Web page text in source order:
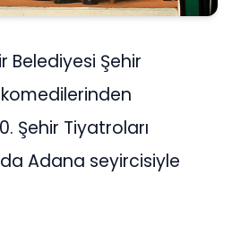
Belediyesi Şehir
Şehir Tiyatroları
Adana seyircisiyle